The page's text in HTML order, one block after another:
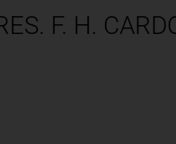
F. H.